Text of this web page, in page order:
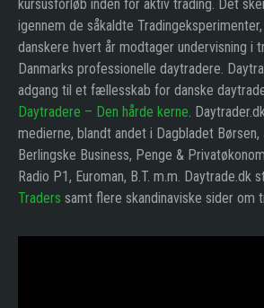
kursusforløb inden for aktiv trading. Det
igennem de såkaldte
danskere hvert år modtager undervisning i
Danmarks professionelle daytradere.
adgang til et fællesskab for danske
Daytradere – Den hårde kerne.
medierne, blandt andet i Dagbladet
Berlingske Business, Penge &
Radio P1, Euroman, B.T. m.m. Daytrade.dk
Traders samt flere skandinaviske sider om